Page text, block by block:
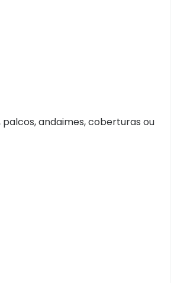
andaimes, coberturas ou